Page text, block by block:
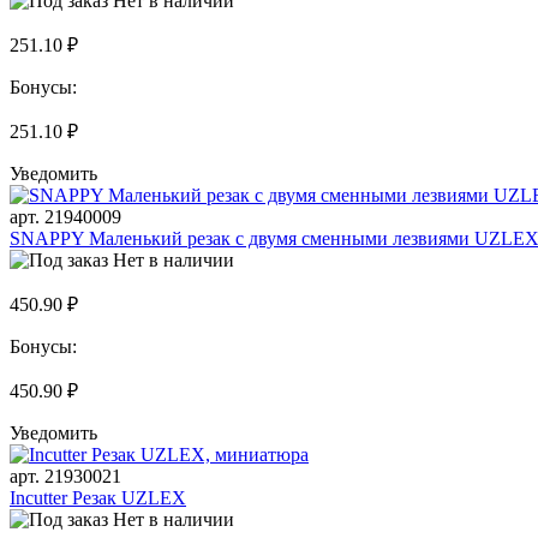
251.10 ₽
Бонусы:
251.10 ₽
Уведомить
арт. 21940009
SNAPPY Маленький резак с двумя сменными лезвиями UZLEX
Нет в наличии
450.90 ₽
Бонусы:
450.90 ₽
Уведомить
арт. 21930021
Incutter Резак UZLEX
Нет в наличии